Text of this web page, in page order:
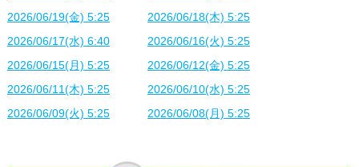
2026/06/19(金) 5:25
2026/06/18(木) 5:25
2026/06/17(水) 6:40
2026/06/16(火) 5:25
2026/06/15(月) 5:25
2026/06/12(金) 5:25
2026/06/11(木) 5:25
2026/06/10(水) 5:25
2026/06/09(火) 5:25
2026/06/08(月) 5:25